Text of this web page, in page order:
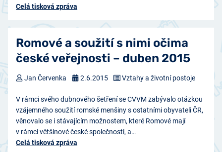
Celá tisková zpráva
Romové a soužití s nimi očima
české veřejnosti – duben 2015
V rámci svého dubnového šetření se CVVM zabývalo otázkou
vzájemného soužití romské menšiny s ostatními obyvateli ČR,
věnovalo se i stávajícím možnostem, které Romové mají
v rámci většinové české společnosti, a…
Celá tisková zpráva
Jan Červenka 2.6.2015 Vztahy a životní postoje